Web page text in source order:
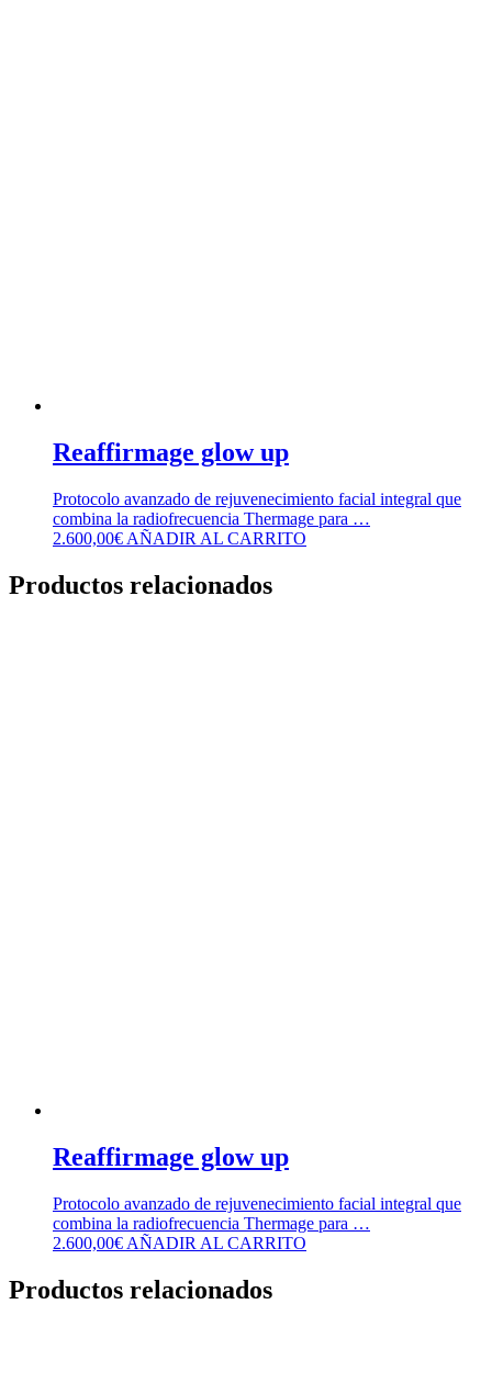
Reaffirmage glow up
Protocolo avanzado de rejuvenecimiento facial integral que
combina la radiofrecuencia Thermage para …
2.600,00€ AÑADIR AL CARRITO
Productos relacionados
Reaffirmage glow up
Protocolo avanzado de rejuvenecimiento facial integral que
combina la radiofrecuencia Thermage para …
2.600,00€ AÑADIR AL CARRITO
Productos relacionados